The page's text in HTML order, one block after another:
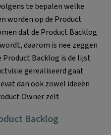
te bepalen welke
worden op de Product
dat de Product Backlog
daarom is nee zeggen
Backlog is de lijst
gerealiseerd gaat
dan ook zowel ideeën
Owner zelf.
Backlog